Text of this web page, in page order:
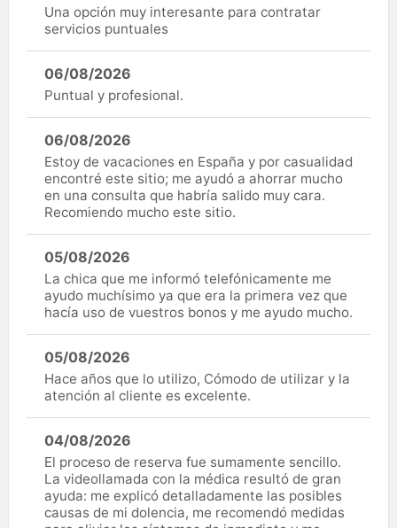
Una opción muy interesante para contratar
servicios puntuales
06/08/2026
Puntual y profesional.
06/08/2026
Estoy de vacaciones en España y por casualidad
encontré este sitio; me ayudó a ahorrar mucho
en una consulta que habría salido muy cara.
Recomiendo mucho este sitio.
05/08/2026
La chica que me informó telefónicamente me
ayudo muchísimo ya que era la primera vez que
hacía uso de vuestros bonos y me ayudo mucho.
05/08/2026
Hace años que lo utilizo, Cómodo de utilizar y la
atención al cliente es excelente.
04/08/2026
El proceso de reserva fue sumamente sencillo.
La videollamada con la médica resultó de gran
ayuda: me explicó detalladamente las posibles
causas de mi dolencia, me recomendó medidas